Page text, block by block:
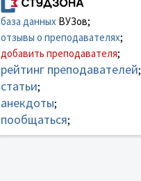
база данныхВУЗов;
отзывы о преподавателях;
добавить преподавателя;
рейтинг преподавателей;
статьи;
анекдоты;
пообщаться;